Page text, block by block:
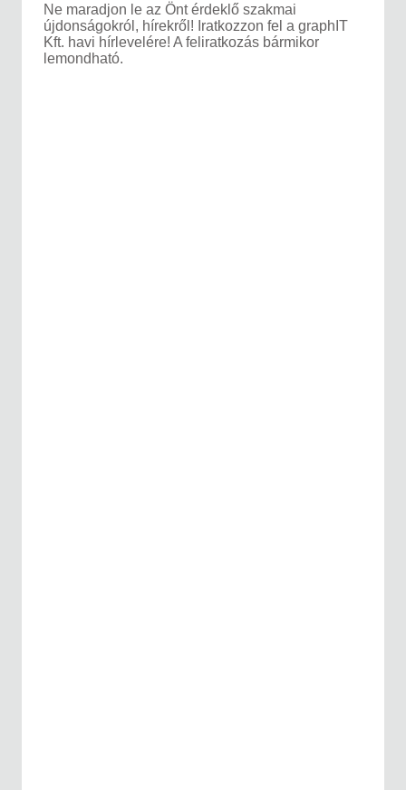
Ne maradjon le az Önt érdeklő szakmai
újdonságokról, hírekről! Iratkozzon fel a graphIT
Kft. havi hírlevelére! A feliratkozás bármikor
lemondható.